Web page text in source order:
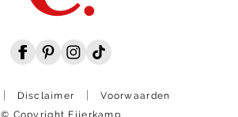
Disclaimer
Voorwaarden
© Copyright Eijerkamp